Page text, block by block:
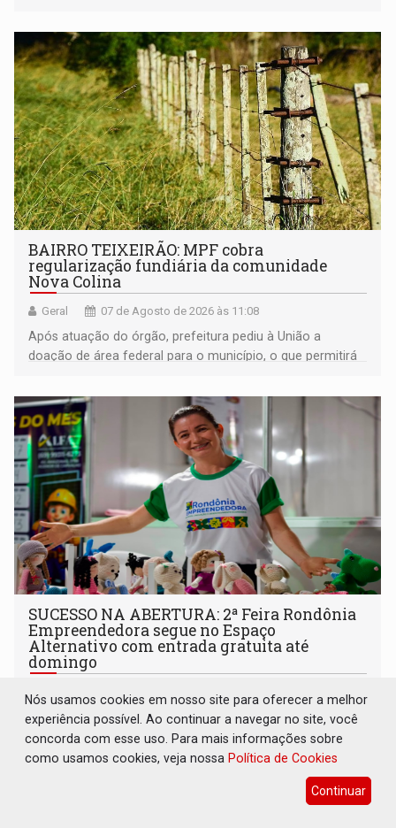
BAIRRO TEIXEIRÃO: MPF cobra
regularização fundiária da comunidade
Nova Colina
Geral 07 de Agosto de 2026 às 11:08
Após atuação do órgão, prefeitura pediu à União a
doação de área federal para o município, o que permitirá
SUCESSO NA ABERTURA: 2ª Feira Rondônia
Empreendedora segue no Espaço
Alternativo com entrada gratuita até
domingo
07 de Agosto de 2026 às 10:40
Programação reúne em um só lugar o melhor da
economia criativa do estado
Nós usamos cookies em nosso site para oferecer a melhor
experiência possível. Ao continuar a navegar no site, você
concorda com esse uso. Para mais informações sobre
como usamos cookies, veja nossa Política de Cookies
Continuar